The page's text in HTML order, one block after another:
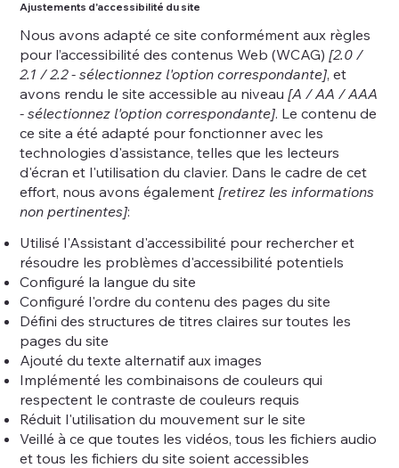
Ajustements d'accessibilité du site
Nous avons adapté ce site conformément aux règles
pour l’accessibilité des contenus Web (WCAG)[2.0 /
2.1 / 2.2 - sélectionnez l'option correspondante], et
avons rendu le site accessible au niveau[A / AA / AAA
- sélectionnez l'option correspondante]. Le contenu de
ce site a été adapté pour fonctionner avec les
technologies d'assistance, telles que les lecteurs
d'écran et l'utilisation du clavier. Dans le cadre de cet
effort, nous avons également [retirez les informations
non pertinentes]:
Utilisé l'Assistant d'accessibilité pour rechercher et
résoudre les problèmes d'accessibilité potentiels
Configuré la langue du site
Configuré l'ordre du contenu des pages du site
Défini des structures de titres claires sur toutes les
pages du site
Ajouté du texte alternatif aux images
Implémenté les combinaisons de couleurs qui
respectent le contraste de couleurs requis
Réduit l'utilisation du mouvement sur le site
Veillé à ce que toutes les vidéos, tous les fichiers audio
et tous les fichiers du site soient accessibles